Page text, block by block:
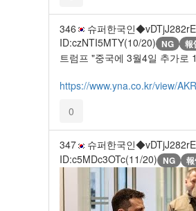
346 슈퍼한국인◆vDTjJ282rE
ID:czNTI5MTY(10/20) NG 報
트럼프 "중국에 3월4일 추가로
https://www.yna.co.kr/view/
0
347 슈퍼한국인◆vDTjJ282rE
ID:c5MDc3OTc(11/20) NG